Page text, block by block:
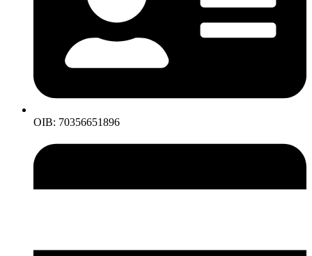
OIB: 70356651896